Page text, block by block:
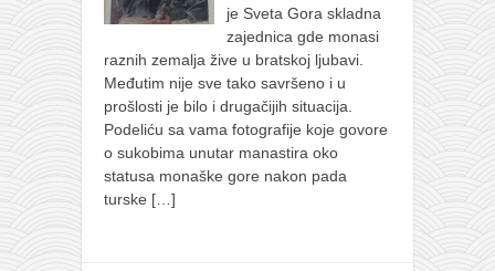
je Sveta Gora skladna
zajednica gde monasi
raznih zemalja žive u bratskoj ljubavi.
Međutim nije sve tako savršeno i u
prošlosti je bilo i drugačijih situacija.
Podeliću sa vama fotografije koje govore
o sukobima unutar manastira oko
statusa monaške gore nakon pada
turske […]